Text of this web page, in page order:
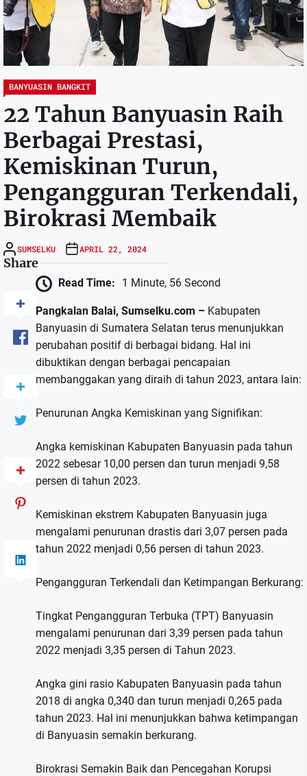
BANYUASIN BANGKIT
22 Tahun Banyuasin Raih
Berbagai Prestasi,
Kemiskinan Turun,
Pengangguran Terkendali,
Birokrasi Membaik
SUMSELKU APRIL 22, 2024
Share
Read Time: 1 Minute, 56 Second
Pangkalan Balai, Sumselku.com –Kabupaten
Banyuasin di Sumatera Selatan terus menunjukkan
perubahan positif di berbagai bidang. Hal ini
dibuktikan dengan berbagai pencapaian
membanggakan yang diraih di tahun 2023, antara lain:
Penurunan Angka Kemiskinan yang Signifikan:
Angka kemiskinan Kabupaten Banyuasin pada tahun
2022 sebesar 10,00 persen dan turun menjadi 9,58
persen di tahun 2023.
Kemiskinan ekstrem Kabupaten Banyuasin juga
mengalami penurunan drastis dari 3,07 persen pada
tahun 2022 menjadi 0,56 persen di tahun 2023.
Pengangguran Terkendali dan Ketimpangan Berkurang:
Tingkat Pengangguran Terbuka (TPT) Banyuasin
mengalami penurunan dari 3,39 persen pada tahun
2022 menjadi 3,35 persen di Tahun 2023.
Angka gini rasio Kabupaten Banyuasin pada tahun
2018 di angka 0,340 dan turun menjadi 0,265 pada
tahun 2023. Hal ini menunjukkan bahwa ketimpangan
di Banyuasin semakin berkurang.
Birokrasi Semakin Baik dan Pencegahan Korupsi